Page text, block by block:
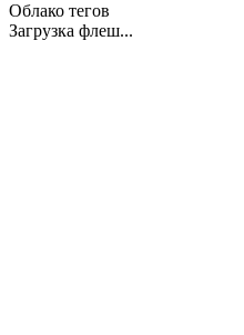
Облако тегов
Загрузка флеш...